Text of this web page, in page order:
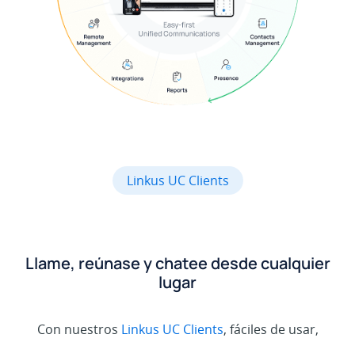
Linkus UC Clients
Llame, reúnase y chatee desde cualquier
lugar
Con nuestros Linkus UC Clients, fáciles de usar,